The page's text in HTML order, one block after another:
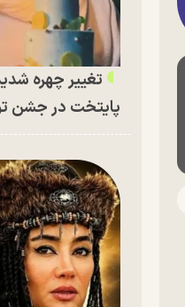
تغییر چهره
پایتخت در جشن تولد ۲۲ سالگی +